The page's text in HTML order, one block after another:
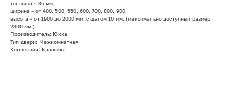
толщина – 36 мм.;
ширина – от 400, 500, 550, 600, 700, 800, 900
высота – от 1900 до 2000 мм. с шагом 10 мм. (максимально доступный размер
2300 мм.).
Производитель: Юкка
Тип двери: Межкомнатная
Коллекция: Классика